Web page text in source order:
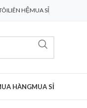
LIÊN HỆMUA SỈ
HÀNGMUA SỈ